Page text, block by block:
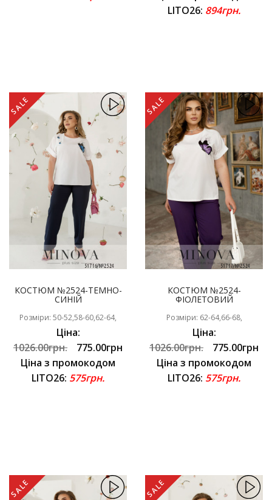
LITO26: 894грн.
SALE
КОСТЮМ №2524-ТЕМНО-
СИНІЙ
Розміри: 50-52,58-60,62-64,
Ціна:
1026.00грн.
775.00грн
Ціна з промокодом
LITO26: 575грн.
SALE
КОСТЮМ №2524-
ФІОЛЕТОВИЙ
Розміри: 62-64,66-68,
Ціна:
1026.00грн.
775.00грн
Ціна з промокодом
LITO26: 575грн.
SALE SALE